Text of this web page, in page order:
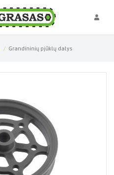
Grandininių pjūklų dalys